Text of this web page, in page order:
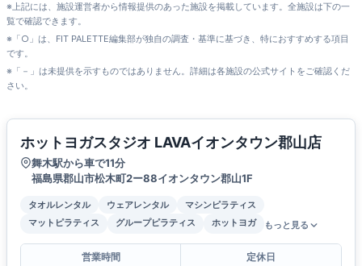
※上記には、施設運営者から情報提供のあった施設を掲載しています。全施設は下の一
覧で確認できます。
※「○」は、FIT PALETTE編集部が独自の調査・基準に基づき、特におすすめする項目
です。
※「－」は未提供を示すものではありません。詳細は各施設の公式サイトをご確認くだ
さい。
ホットヨガスタジオ LAVAイオンタウン郡山店
舞木駅から車で11分
福島県郡山市松木町2ー88イオンタウン郡山1F
タオルレンタル ウェアレンタル
マシンピラティス
マットピラティス
グループピラティス ホットヨガ もっと見る
営業時間
定休日